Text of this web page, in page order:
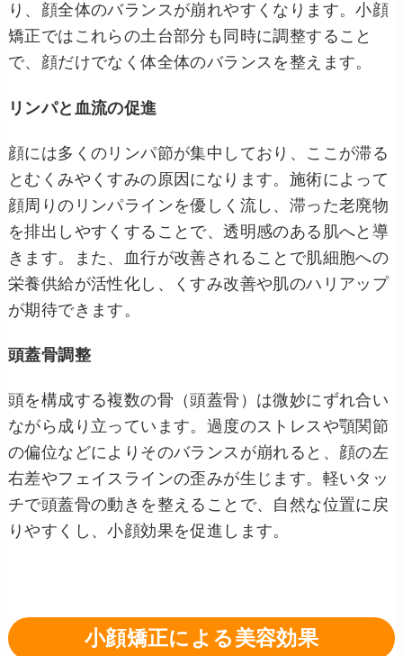
り、顔全体のバランスが崩れやすくなります。小顔
矯正ではこれらの土台部分も同時に調整すること
で、顔だけでなく体全体のバランスを整えます。
リンパと血流の促進
顔には多くのリンパ節が集中しており、ここが滞る
とむくみやくすみの原因になります。施術によって
顔周りのリンパラインを優しく流し、滞った老廃物
を排出しやすくすることで、透明感のある肌へと導
きます。また、血行が改善されることで肌細胞への
栄養供給が活性化し、くすみ改善や肌のハリアップ
が期待できます。
頭蓋骨調整
頭を構成する複数の骨（頭蓋骨）は微妙にずれ合い
ながら成り立っています。過度のストレスや顎関節
の偏位などによりそのバランスが崩れると、顔の左
右差やフェイスラインの歪みが生じます。軽いタッ
チで頭蓋骨の動きを整えることで、自然な位置に戻
りやすくし、小顔効果を促進します。
小顔矯正による美容効果